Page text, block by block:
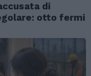
di
otto fermi